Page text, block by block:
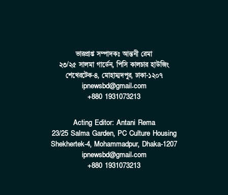
ভারপ্রাপ্ত সম্পাদকঃ আন্তনী রেমা
২৩/২৫ সালমা গার্ডেন, পিসি কালচার হাউজিং
শেখেরটেক-৪, মোহাম্মদপুর, ঢাকা-১২০৭
ipnewsbd@gmail.com
+880 1931073213
Acting Editor: Antani Rema
23/25 Salma Garden, PC Culture Housing
Shekhertek-4, Mohammadpur, Dhaka-1207
ipnewsbd@gmail.com
+880 1931073213